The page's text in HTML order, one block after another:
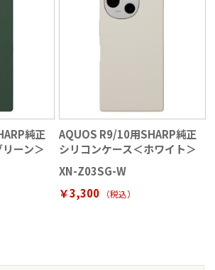
純正
ーン＞
AQUOS R9/10用SHARP純正
シリコンケース＜ホワイト＞
XN-Z03SG-W
￥3,300
（税込）